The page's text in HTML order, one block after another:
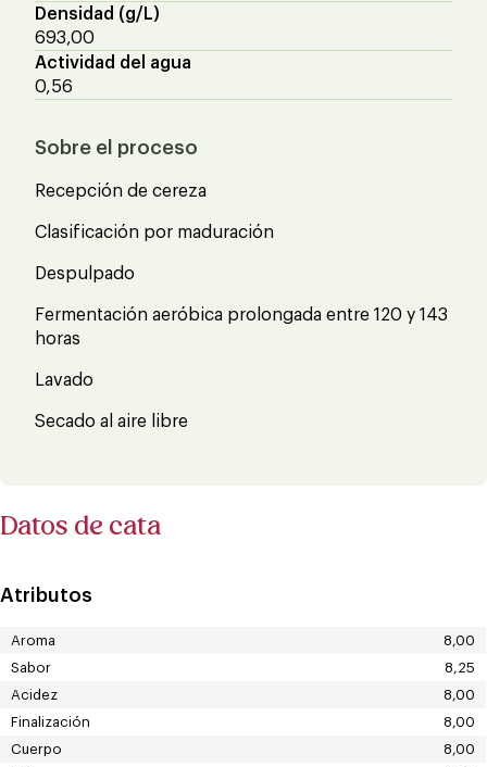
Densidad (g/L)
693,00
Actividad del agua
0,56
Sobre el proceso
Recepción de cereza
Clasificación por maduración
Despulpado
Fermentación aeróbica prolongada entre 120 y 143
horas
Lavado
Secado al aire libre
Datos de cata
Atributos
Aroma
8,00
Sabor
8,25
Acidez
8,00
Finalización
8,00
Cuerpo
8,00